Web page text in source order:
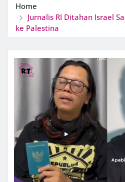
Home
Jurnalis RI Ditahan Israel
ke Palestina